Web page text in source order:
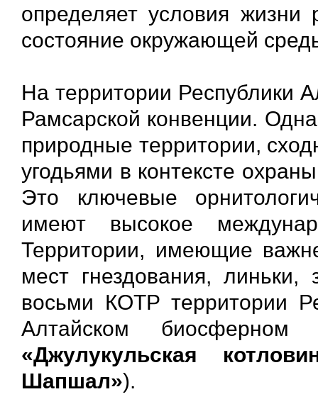
определяет условия жизни
состояние окружающей
На территории Республики
Рамсарской конвенции.
природные территории,
угодьями в контексте
Это ключевые
имеют высокое
Территории, имеющие
мест гнездования,
восьми КОТР территории
Алтайском биосферном
«Джулукульская
Шапшал»).